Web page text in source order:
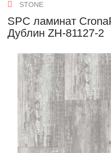
STONE
SPC ламинат
Дублин ZH-81127-2